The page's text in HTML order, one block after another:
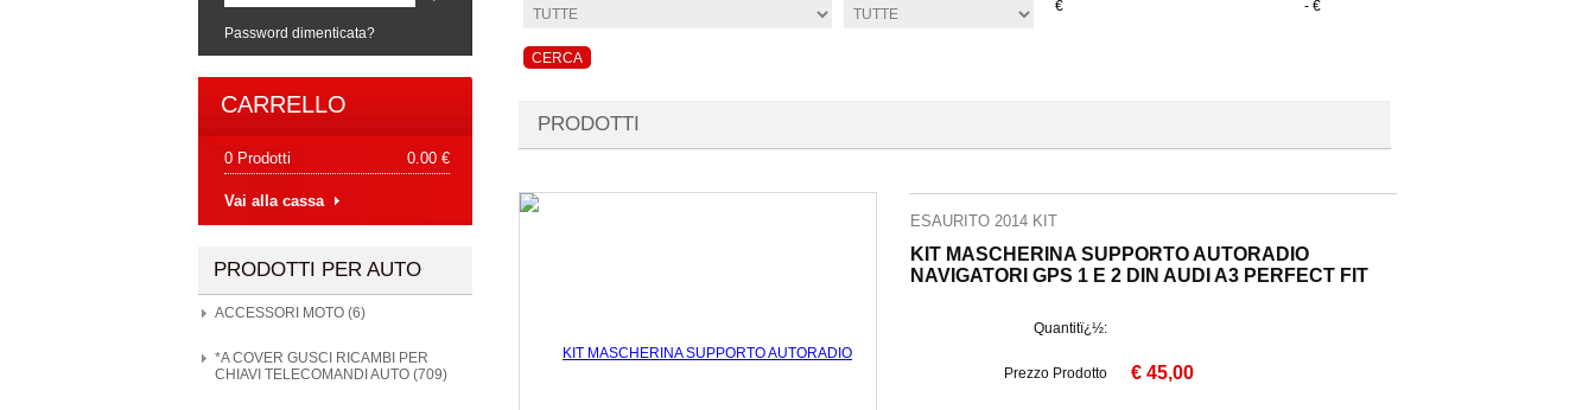
PRODOTTI PER AUTO
ACCESSORI MOTO (6)
*A COVER GUSCI RICAMBI PER
CHIAVI TELECOMANDI AUTO (709)
Password dimenticata?
CARRELLO
0 Prodotti 0.00 €
Vai alla cassa
€
- €
PRODOTTI
ESAURITO 2014 KIT
KIT MASCHERINA SUPPORTO AUTORADIO
NAVIGATORI GPS 1 E 2 DIN AUDI A3 PERFECT FIT
Quantitï¿½:
Prezzo Prodotto € 45,00